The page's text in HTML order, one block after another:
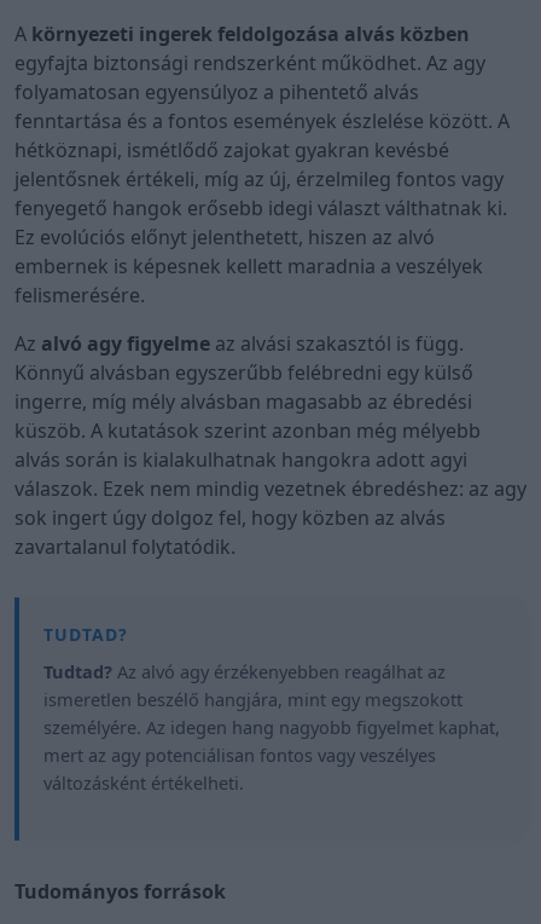
A környezeti ingerek feldolgozása alvás közben
egyfajta biztonsági rendszerként működhet. Az agy
folyamatosan egyensúlyoz a pihentető alvás
fenntartása és a fontos események észlelése között. A
hétköznapi, ismétlődő zajokat gyakran kevésbé
jelentősnek értékeli, míg az új, érzelmileg fontos vagy
fenyegető hangok erősebb idegi választ válthatnak ki.
Ez evolúciós előnyt jelenthetett, hiszen az alvó
embernek is képesnek kellett maradnia a veszélyek
felismerésére.
Az alvó agy figyelme az alvási szakasztól is függ.
Könnyű alvásban egyszerűbb felébredni egy külső
ingerre, míg mély alvásban magasabb az ébredési
küszöb. A kutatások szerint azonban még mélyebb
alvás során is kialakulhatnak hangokra adott agyi
válaszok. Ezek nem mindig vezetnek ébredéshez: az agy
sok ingert úgy dolgoz fel, hogy közben az alvás
zavartalanul folytatódik.
Tudtad? Az alvó agy érzékenyebben reagálhat az
ismeretlen beszélő hangjára, mint egy megszokott
személyére. Az idegen hang nagyobb figyelmet kaphat,
mert az agy potenciálisan fontos vagy veszélyes
változásként értékelheti.
Tudományos források